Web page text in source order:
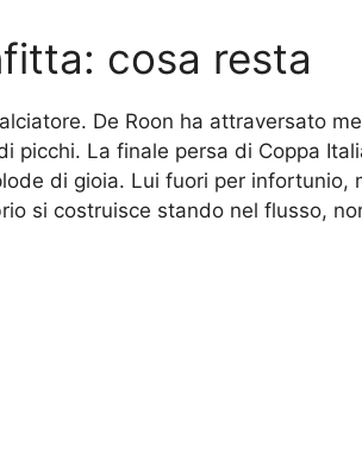
cosa resta
De Roon ha attraversato
picchi. La finale persa di Coppa
di gioia. Lui fuori per infortunio,
si costruisce stando nel flusso,